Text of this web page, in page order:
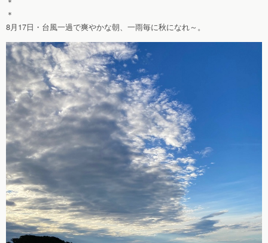
＊
8月17日・台風一過で爽やかな朝、一雨毎に秋になれ～。